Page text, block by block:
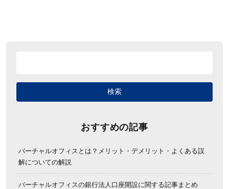
おすすめの記事
バーチャルオフィスとは？メリット・デメリット・よくある誤
解についての解説
バーチャルオフィスの銀行法人口座開設に関する記事まとめ